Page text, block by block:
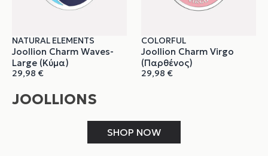
NATURAL ELEMENTS
Joollion Charm Waves-
Large (Κύμα)
29,98 €
COLORFUL
Joollion Charm Virgo
(Παρθένος)
29,98 €
JOOLLIONS
SHOP NOW